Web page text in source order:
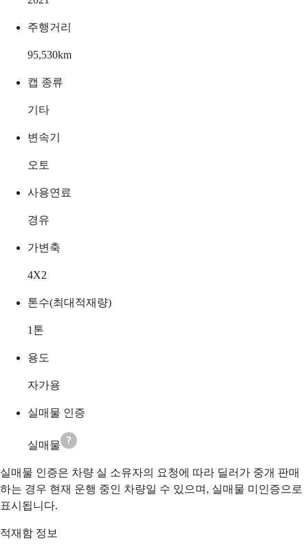
주행거리
95,530km
캡 종류
기타
변속기
오토
사용연료
경유
가변축
4X2
톤수(최대적재량)
1 톤
용도
자가용
실매물 인증
실매물
실매물 인증은 차량 실 소유자의 요청에 따라 딜러가 중개 판매
하는 경우 현재 운행 중인 차량일 수 있으며, 실매물 미인증으로
표시됩니다.
적재함 정보